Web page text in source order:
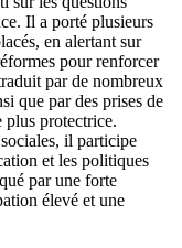
Il a porté plusieurs
en alertant sur
pour renforcer
par de nombreux
que par des prises de
plus protectrice.
il participe
et les politiques
par une forte
élevé et une